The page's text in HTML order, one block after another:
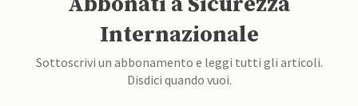
Internazionale
Sottoscrivi un abbonamento e leggi tutti gli articoli.
Disdici quando vuoi.